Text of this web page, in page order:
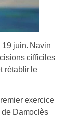
19 juin. Navin
difficiles
rétablir le
exercice
de Damoclès